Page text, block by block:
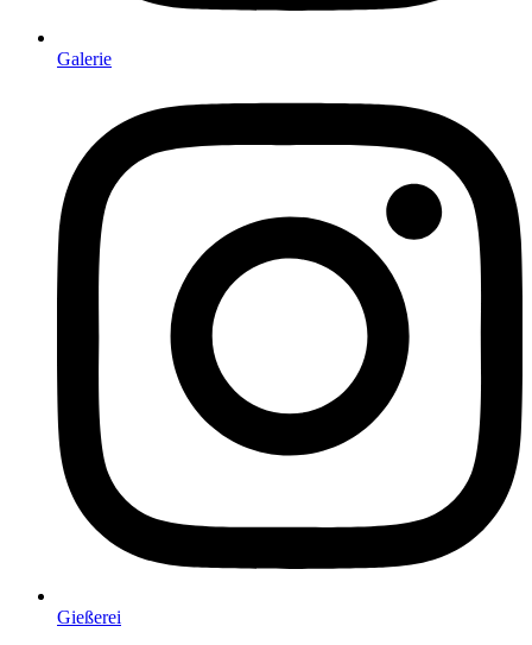
Galerie
Gießerei